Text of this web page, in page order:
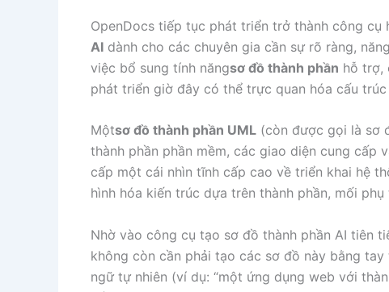
OpenDocs tiếp tục phát triển trở thành công cụ
AI dành cho các chuyên gia cần sự rõ ràng,
việc bổ sung tính năngsơ đồ thành phần hỗ trợ,
phát triển giờ đây có thể trực quan hóa cấu
Mộtsơ đồ thành phần UML (còn được gọi là sơ
thành phần phần mềm, các giao diện cung cấp
cấp một cái nhìn tĩnh cấp cao về triển khai hệ
hình hóa kiến trúc dựa trên thành phần, mối
Nhờ vào công cụ tạo sơ đồ thành phần AI tiên
không còn cần phải tạo các sơ đồ này bằng
ngữ tự nhiên (ví dụ: “một ứng dụng web với